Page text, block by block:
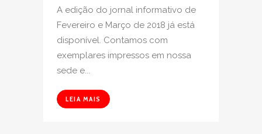
A edição do jornal informativo de
Fevereiro e Março de 2018 já está
disponível. Contamos com
exemplares impressos em nossa
sede e...
LEIA MAIS